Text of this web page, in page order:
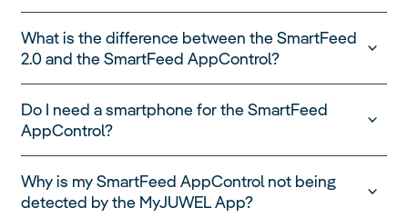
What is the difference between the SmartFeed
2.0 and the SmartFeed AppControl?
device and is ideal if you prefer simple and
straightforward operation. You can schedule up to
three feedings per day with individually adjustable
portion sizes and intervals of 24, 48, or 72 hours.
The SmartFeed AppControl is the logical evolution
Do I need a smartphone for the SmartFeed
AppControl?
Why is my SmartFeed AppControl not being
detected by the MyJUWEL App?